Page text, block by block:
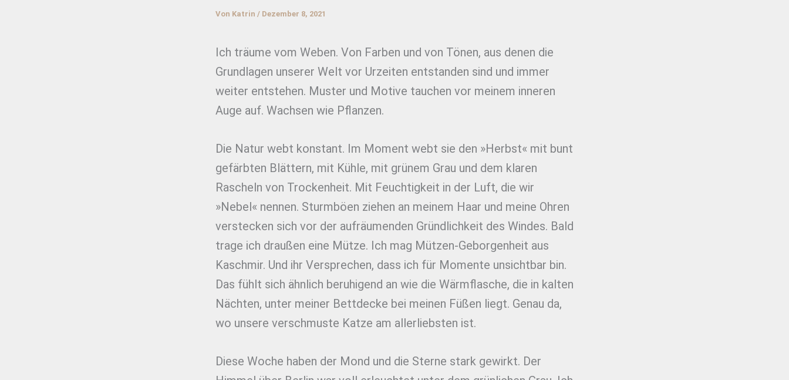
Von Katrin / Dezember 8, 2021
Ich träume vom Weben. Von Farben und von Tönen, aus denen die
Grundlagen unserer Welt vor Urzeiten entstanden sind und immer
weiter entstehen. Muster und Motive tauchen vor meinem inneren
Auge auf. Wachsen wie Pflanzen.
Die Natur webt konstant. Im Moment webt sie den »Herbst« mit bunt
gefärbten Blättern, mit Kühle, mit grünem Grau und dem klaren
Rascheln von Trockenheit. Mit Feuchtigkeit in der Luft, die wir
»Nebel« nennen. Sturmböen ziehen an meinem Haar und meine Ohren
verstecken sich vor der aufräumenden Gründlichkeit des Windes. Bald
trage ich draußen eine Mütze. Ich mag Mützen-Geborgenheit aus
Kaschmir. Und ihr Versprechen, dass ich für Momente unsichtbar bin.
Das fühlt sich ähnlich beruhigend an wie die Wärmflasche, die in kalten
Nächten, unter meiner Bettdecke bei meinen Füßen liegt. Genau da,
wo unsere verschmuste Katze am allerliebsten ist.
Diese Woche haben der Mond und die Sterne stark gewirkt. Der